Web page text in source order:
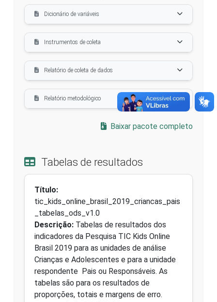
Dicionário de variáveis
Instrumentos de coleta
Relatório de coleta de dados
Relatório metodológico
Baixar pacote completo
Tabelas de resultados
Título:
tic_kids_online_brasil_2019_criancas_pais
_tabelas_ods_v1.0
Descrição: Tabelas de resultados dos
indicadores da Pesquisa TIC Kids Online
Brasil 2019 para as unidades de análise
Crianças e Adolescentes e para a unidade
respondente Pais ou Responsáveis. As
tabelas são para os resultados de
proporções, totais e margens de erro.